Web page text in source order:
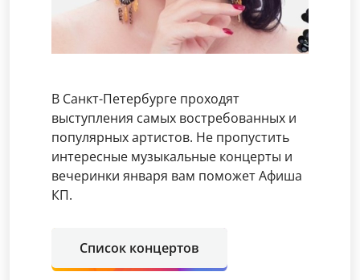
В Санкт-Петербурге проходят
выступления самых востребованных и
популярных артистов. Не пропустить
интересные музыкальные концерты и
вечеринки января вам поможет Афиша
КП.
Список концертов